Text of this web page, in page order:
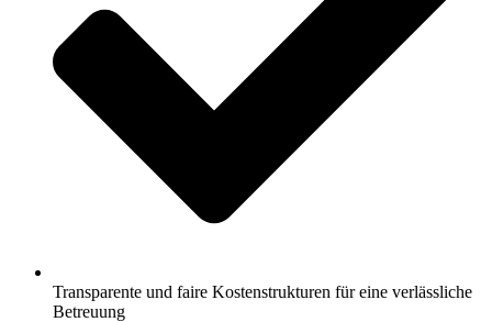
Transparente und faire Kostenstrukturen für eine verlässliche
Betreuung